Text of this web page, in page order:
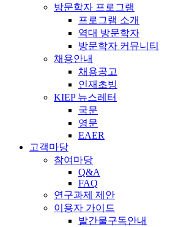
방문학자 프로그램
프로그램 소개
역대 방문학자
방문학자 커뮤니티
채용안내
채용공고
인재초빙
KIEP 뉴스레터
국문
영문
EAER
고객마당
참여마당
Q&A
FAQ
연구과제 제안
이용자 가이드
발간물구독안내